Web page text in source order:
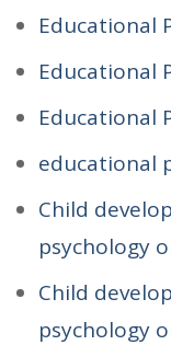
Educational
Educational
Educational
educational
Child
psychology
Child
psychology